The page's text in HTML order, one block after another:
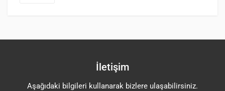
İletişim
Aşağıdaki bilgileri kullanarak bizlere ulaşabilirsiniz.